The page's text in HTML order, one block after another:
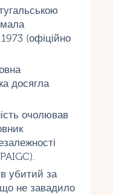
(офіційно
досягла
очолював
убитий за
не завадило